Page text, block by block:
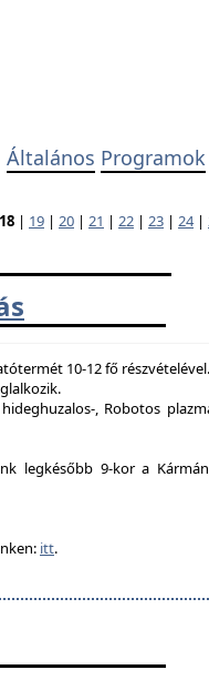
Általános Programok
18 | 19 | 20 | 21 | 22 | 23 | 24|
10-12 fő részvételével.
, Robotos
legkésőbb 9-kor a
itt.